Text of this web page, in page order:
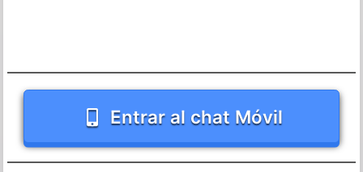
Entrar al chat Móvil